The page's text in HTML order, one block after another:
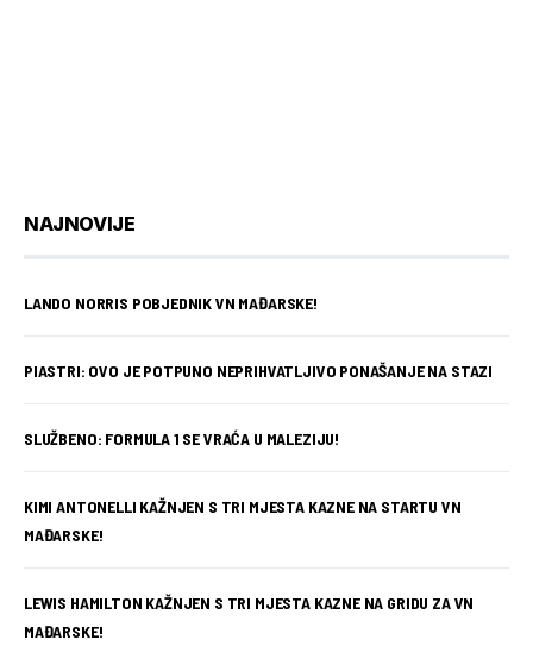
NAJNOVIJE
LANDO NORRIS POBJEDNIK VN MAĐARSKE!
PIASTRI: OVO JE POTPUNO NEPRIHVATLJIVO PONAŠANJE NA STAZI
SLUŽBENO: FORMULA 1 SE VRAĆA U MALEZIJU!
KIMI ANTONELLI KAŽNJEN S TRI MJESTA KAZNE NA STARTU VN
MAĐARSKE!
LEWIS HAMILTON KAŽNJEN S TRI MJESTA KAZNE NA GRIDU ZA VN
MAĐARSKE!